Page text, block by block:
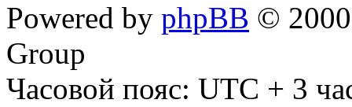
Powered by phpBB ©
Group
Часовой пояс: UTC + 3